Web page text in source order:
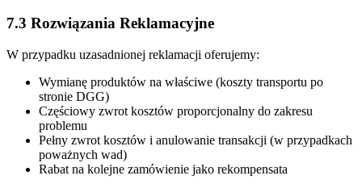
7.3 Rozwiązania Reklamacyjne
W przypadku uzasadnionej reklamacji oferujemy:
Wymianę produktów na właściwe (koszty transportu po
stronie DGG)
Częściowy zwrot kosztów proporcjonalny do zakresu
problemu
Pełny zwrot kosztów i anulowanie transakcji (w przypadkach
poważnych wad)
Rabat na kolejne zamówienie jako rekompensata